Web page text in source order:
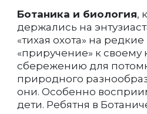
Ботаника и биология,
держались на
«тихая охота» на
«приручение» к своему
сбережению для
природного
они. Особенно
дети. Ребятня в